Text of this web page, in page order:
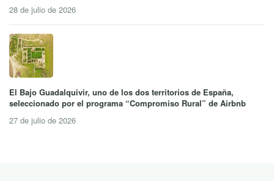
28 de julio de 2026
El Bajo Guadalquivir, uno de los dos territorios de España,
seleccionado por el programa “Compromiso Rural” de Airbnb
27 de julio de 2026